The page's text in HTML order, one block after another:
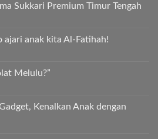
Sukkari Premium Timur Tengah
ajari anak kita Al-Fatihah!
Melulu?”
Kenalkan Anak dengan